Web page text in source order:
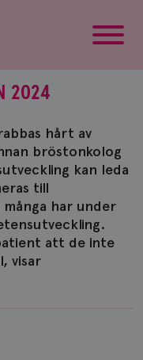
2024
hårt av
bröstonkolog
kan leda
till
har under
att de inte
visar